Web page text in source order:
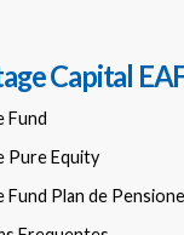
Capital
Fund
Pure Equity
Fund Plan de